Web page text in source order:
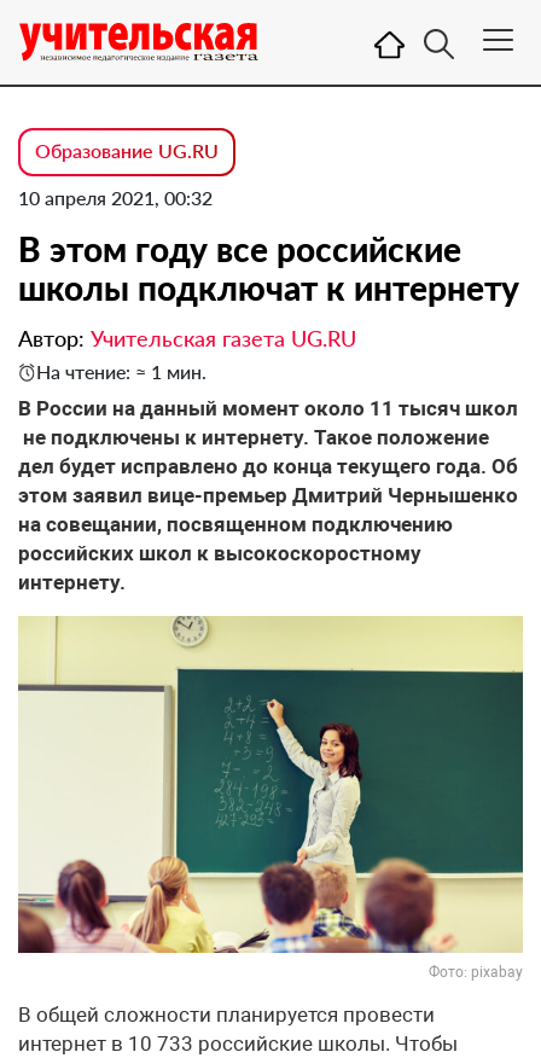
Образование UG.RU
10 апреля 2021, 00:32
В этом году все российские
школы подключат к интернету
Автор: Учительская газета UG.RU
На чтение: ≈ 1 мин.
В России на данный момент около 11 тысяч школ
не подключены к интернету. Такое положение
дел будет исправлено до конца текущего года. Об
этом заявил вице-премьер Дмитрий Чернышенко
на совещании, посвященном подключению
российских школ к высокоскоростному
интернету.
Фото: pixabay
В общей сложности планируется провести
интернет в 10 733 российские школы. Чтобы